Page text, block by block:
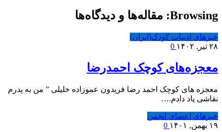
Browsing: مقاله‌ها و دیدگاه‌ها
خبرهای ادبیات کودک(ایران)
۲۸ تیر, ۱۴۰۲
معجزه‌های کوچک احمدرضا
معجزه های کوچک احمد رضا فریدون عموزاده خلیلی ” من به پدرم
نقاشی یاد دادم.…
خبرهای اعضای انجمن
۱۹ بهمن, ۱۴۰۱